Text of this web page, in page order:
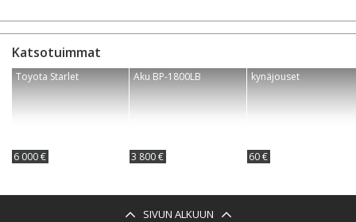
Katsotuimmat
Toyota Starlet
6 000 €
Aku BP-1800LB
3 800 €
kynäjouset
60 €
SIVUN ALKUUN